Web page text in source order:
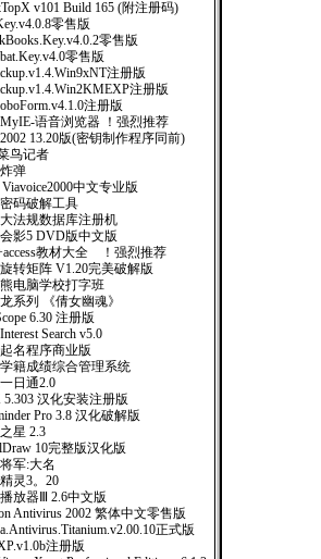
v101 Build 165 (附注册码)
零售版
零售版
零售版
注册版
注册版
注册版
语音浏览器 ！强烈推荐
13.20版(密钥制作程序同前)
鸟记者
弹
中文专业版
密码破解工具
法规数据库注册机
影5 DVD版中文版
教材大全 ！强烈推荐
转矩阵 V1.20完美破解版
电脑学校打字班
系列 《倩女幽魂》
6.30 注册版
Search v5.0
名程序商业版
籍成绩综合管理系统
日通2.0
5.303 汉化安装注册版
Pro 3.8 汉化破解版
星 2.3
10完整版汉化版
军:大名
灵3。20
放器Ⅲ 2.6中文版
Antivirus 2002 繁体中文零售版
正式版
注册版